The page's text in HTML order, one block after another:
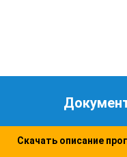
Скачать описание